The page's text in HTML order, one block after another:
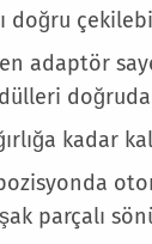
doğru
adaptör
kadar
parçalı